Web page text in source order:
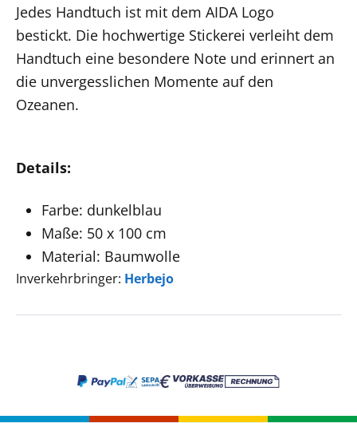
Jedes Handtuch ist mit dem AIDA Logo
bestickt. Die hochwertige Stickerei verleiht dem
Handtuch eine besondere Note und erinnert an
die unvergesslichen Momente auf den
Ozeanen.
Details:
Farbe: dunkelblau
Maße: 50 x 100 cm
Material: Baumwolle
Inverkehrbringer: Herbejo